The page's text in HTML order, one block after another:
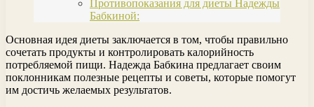
Противопоказания для диеты Надежды
Бабкиной:
Основная идея диеты заключается в том, чтобы правильно
сочетать продукты и контролировать калорийность
потребляемой пищи. Надежда Бабкина предлагает своим
поклонникам полезные рецепты и советы, которые помогут
им достичь желаемых результатов.